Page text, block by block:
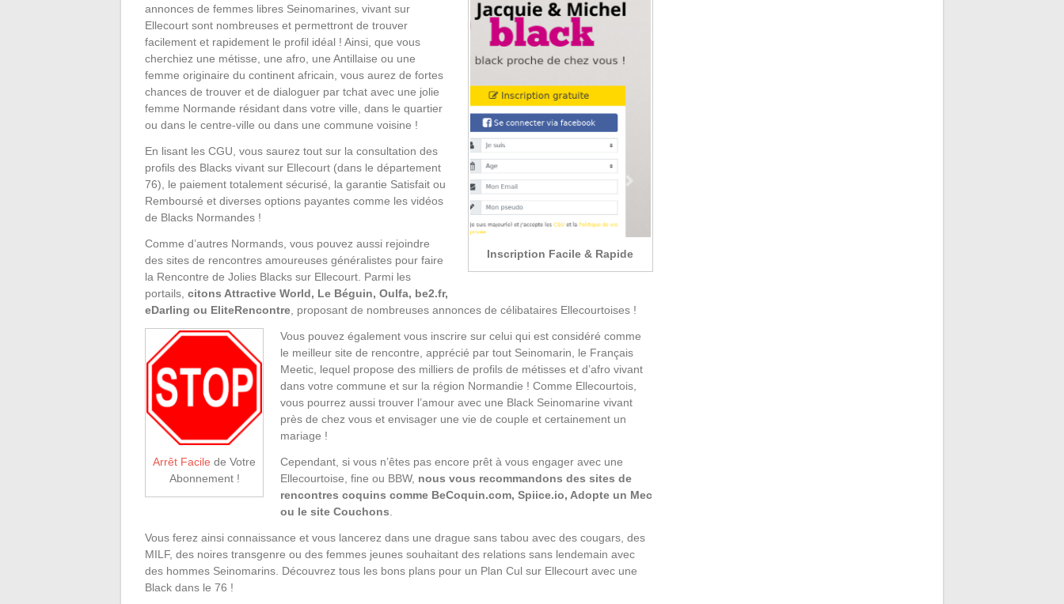
Inscription Facile & Rapide
annonces de femmes libres Seinomarines, vivant sur
Ellecourt sont nombreuses et permettront de trouver
facilement et rapidement le profil idéal ! Ainsi, que vous
cherchiez une métisse, une afro, une Antillaise ou une
femme originaire du continent africain, vous aurez de fortes
chances de trouver et de dialoguer par tchat avec une jolie
femme Normande résidant dans votre ville, dans le quartier
ou dans le centre-ville ou dans une commune voisine !
En lisant les CGU, vous saurez tout sur la consultation des
profils des Blacks vivant sur Ellecourt (dans le département
76), le paiement totalement sécurisé, la garantie Satisfait ou
Remboursé et diverses options payantes comme les vidéos
de Blacks Normandes !
Comme d’autres Normands, vous pouvez aussi rejoindre
des sites de rencontres amoureuses généralistes pour faire
la Rencontre de Jolies Blacks sur Ellecourt. Parmi les
portails, citons Attractive World, Le Béguin, Oulfa, be2.fr,
eDarling ou EliteRencontre, proposant de nombreuses annonces de célibataires Ellecourtoises !
Arrêt Facile de Votre
Abonnement !
Vous pouvez également vous inscrire sur celui qui est considéré comme
le meilleur site de rencontre, apprécié par tout Seinomarin, le Français
Meetic, lequel propose des milliers de profils de métisses et d’afro vivant
dans votre commune et sur la région Normandie ! Comme Ellecourtois,
vous pourrez aussi trouver l’amour avec une Black Seinomarine vivant
près de chez vous et envisager une vie de couple et certainement un
mariage !
Cependant, si vous n’êtes pas encore prêt à vous engager avec une
Ellecourtoise, fine ou BBW, nous vous recommandons des sites de
rencontres coquins comme BeCoquin.com, Spiice.io, Adopte un Mec
ou le site Couchons.
Vous ferez ainsi connaissance et vous lancerez dans une drague sans tabou avec des cougars, des
MILF, des noires transgenre ou des femmes jeunes souhaitant des relations sans lendemain avec
des hommes Seinomarins. Découvrez tous les bons plans pour un Plan Cul sur Ellecourt avec une
Black dans le 76 !